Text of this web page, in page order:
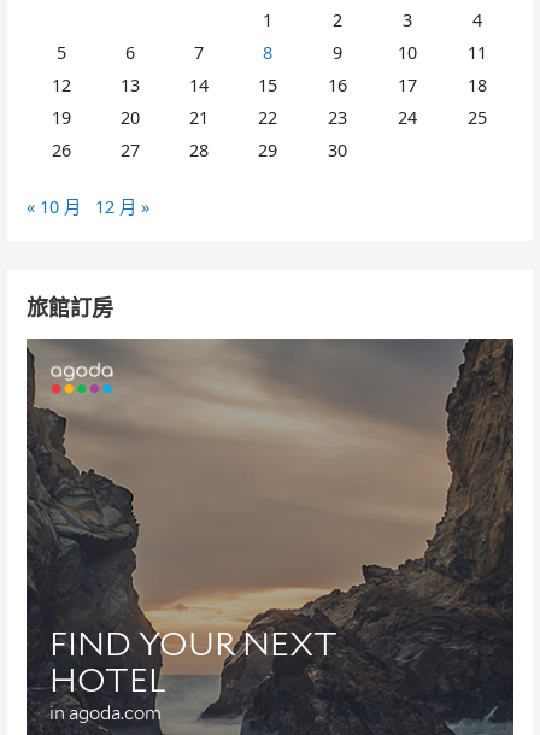
1
2 3
4
5
6 7 8 9 10
11
12
13 14 15 16 17
18
19
20 21 22 23 24
25
26
27 28 29 30
« 10 月 12 月 »
旅館訂房